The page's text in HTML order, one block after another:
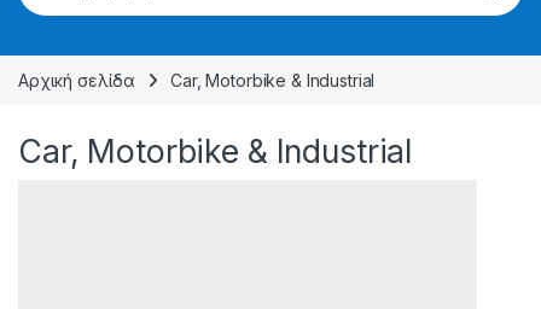
Αρχική σελίδα Car, Motorbike & Industrial
Car, Motorbike & Industrial